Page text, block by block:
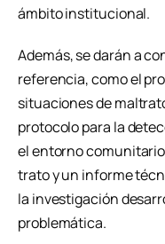
ámbito institucional.
Además, se darán a
referencia, como el
situaciones de
protocolo para la
el entorno
trato y un informe
la investigación
problemática.